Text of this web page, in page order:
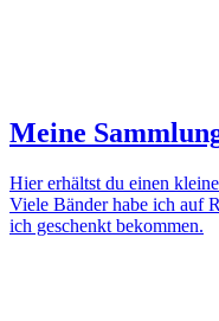
Meine
Hier erhältst du einen
Viele Bänder habe ich auf
ich geschenkt bekommen.